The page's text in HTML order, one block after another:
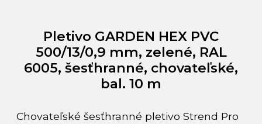
Pletivo GARDEN HEX PVC
500/13/0,9 mm, zelené, RAL
6005, šesťhranné, chovateľské,
bal. 10 m
Chovateľské šesťhranné pletivo Strend Pro